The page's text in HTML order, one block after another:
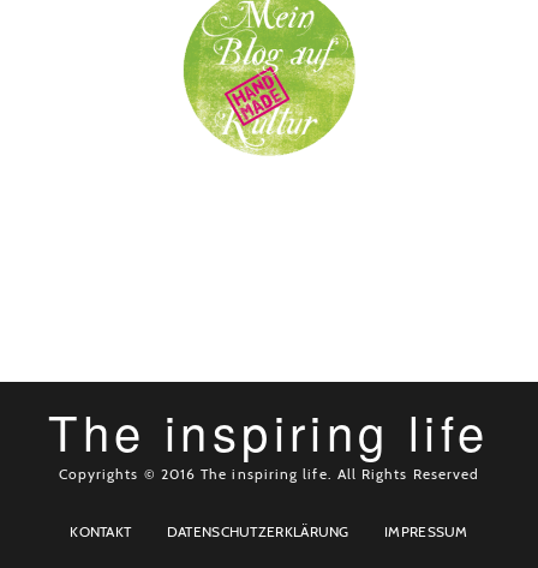
The inspiring life
Copyrights © 2016 The inspiring life. All Rights Reserved
KONTAKT DATENSCHUTZERKLÄRUNG IMPRESSUM